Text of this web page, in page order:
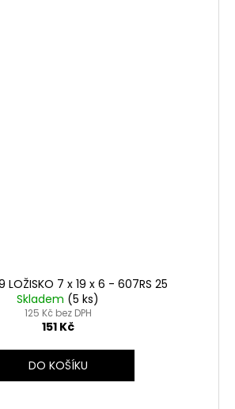
LOŽISKO 7 x 19 x 6 - 607RS 25
Skladem (5 ks)
125 Kč bez DPH
151 Kč
DO KOŠÍKU